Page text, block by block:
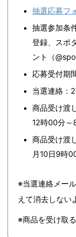
抽選応募フ
抽選参加条
登録、スポ
ント（
応募受付期
当選連絡：
商品受け渡
12時00分～
商品受け渡
月10日9時
※当選連絡メー
えて消去しない
※商品を受け取